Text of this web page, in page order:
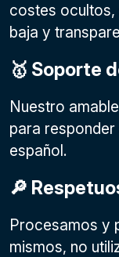
costes
baja y
🥇 Soporte
Nuestro
para
español.
🔎
Procesamos y
mismos, no